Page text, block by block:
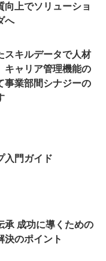
向上でソリューショ
へ
スキルデータで人材
キャリア管理機能の
事業部間シナジーの
入門ガイド
承 成功に導くための
決のポイント